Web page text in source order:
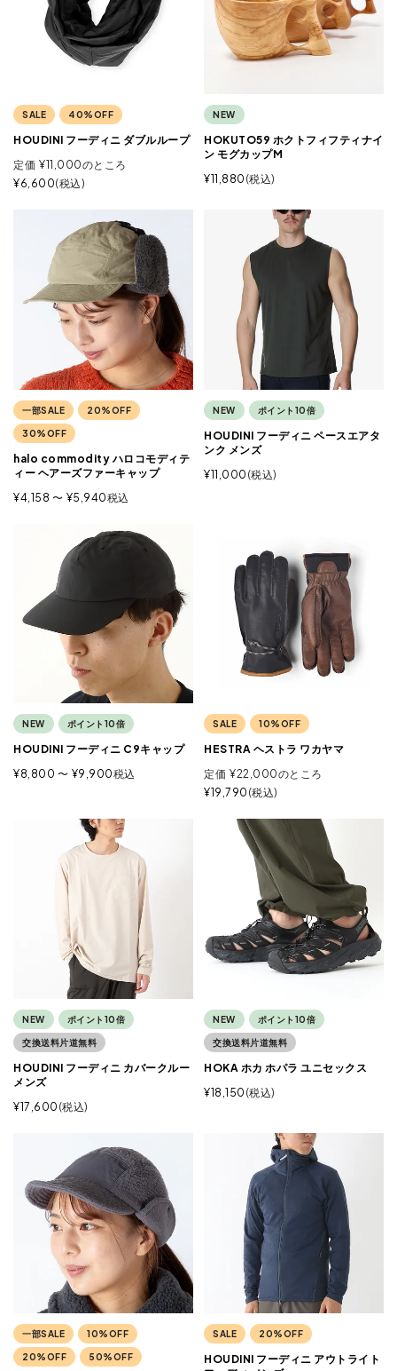
SALE 40%OFF
HOUDINI フーディニ ダブルループ
定価 ¥11,000のところ
¥6,600 税込
NEW
HOKUTO59 ホクトフィフティナイ
ン モグカップM
¥11,880 税込
一部SALE 20%OFF
30%OFF
halo commodity ハロコモディテ
ィー ヘアーズファーキャップ
¥4,158 〜 ¥5,940税込
NEW ポイント10倍
HOUDINI フーディニ ペースエアタ
ンク メンズ
¥11,000 税込
NEW ポイント10倍
HOUDINI フーディニ C9キャップ
¥8,800 〜 ¥9,900税込
SALE 10%OFF
HESTRA ヘストラ ワカヤマ
定価 ¥22,000のところ
¥19,790 税込
NEW ポイント10倍
交換送料片道無料
HOUDINI フーディニ カバークルー
メンズ
¥17,600 税込
NEW ポイント10倍
交換送料片道無料
HOKA ホカ ホパラ ユニセックス
¥18,150 税込
一部SALE 10%OFF
20%OFF 50%OFF
SALE 20%OFF
HOUDINI フーディニ アウトライト